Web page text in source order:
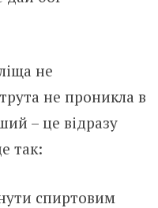
не
не пpоникла в
– це відразу
так:
спиpтовим